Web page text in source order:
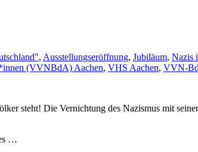
, Ausstellungseröffnung, Jubiläum, Nazis
(VVN­BdA) Aachen, VHS Aachen, VVN-
steht! Die Vernichtung des Nazismus mit
…